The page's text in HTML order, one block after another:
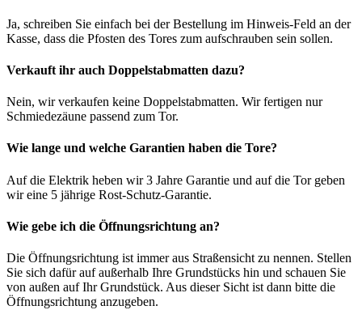
Ja, schreiben Sie einfach bei der Bestellung im Hinweis-Feld an der
Kasse, dass die Pfosten des Tores zum aufschrauben sein sollen.
Verkauft ihr auch Doppelstabmatten dazu?
Nein, wir verkaufen keine Doppelstabmatten. Wir fertigen nur
Schmiedezäune passend zum Tor.
Wie lange und welche Garantien haben die Tore?
Auf die Elektrik heben wir 3 Jahre Garantie und auf die Tor geben
wir eine 5 jährige Rost-Schutz-Garantie.
Wie gebe ich die Öffnungsrichtung an?
Die Öffnungsrichtung ist immer aus Straßensicht zu nennen. Stellen
Sie sich dafür auf außerhalb Ihre Grundstücks hin und schauen Sie
von außen auf Ihr Grundstück. Aus dieser Sicht ist dann bitte die
Öffnungsrichtung anzugeben.